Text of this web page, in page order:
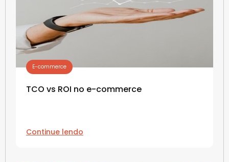
E-commerce
TCO vs ROI no e-commerce
Continue lendo